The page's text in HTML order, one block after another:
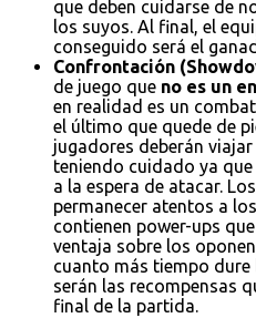
que deben cuidarse de
los suyos. Al final, el
conseguido será el
Confrontación
de juego que no es un
en realidad es un
el último que quede de
jugadores deberán
teniendo cuidado ya
a la espera de atacar.
permanecer atentos a
contienen power-ups
ventaja sobre los
cuanto más tiempo
serán las recompensas
final de la partida.